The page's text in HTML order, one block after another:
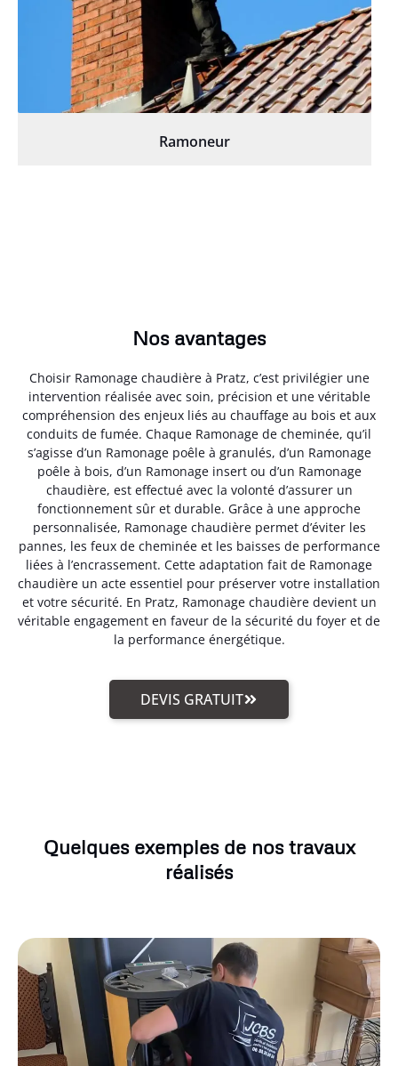
Ramoneur
Nos avantages
Choisir Ramonage chaudière à Pratz, c’est privilégier une
intervention réalisée avec soin, précision et une véritable
compréhension des enjeux liés au chauffage au bois et aux
conduits de fumée. Chaque Ramonage de cheminée, qu’il
s’agisse d’un Ramonage poêle à granulés, d’un Ramonage
poêle à bois, d’un Ramonage insert ou d’un Ramonage
chaudière, est effectué avec la volonté d’assurer un
fonctionnement sûr et durable. Grâce à une approche
personnalisée, Ramonage chaudière permet d’éviter les
pannes, les feux de cheminée et les baisses de performance
liées à l’encrassement. Cette adaptation fait de Ramonage
chaudière un acte essentiel pour préserver votre installation
et votre sécurité. En Pratz, Ramonage chaudière devient un
véritable engagement en faveur de la sécurité du foyer et de
la performance énergétique.
DEVIS GRATUIT
Quelques exemples de nos travaux
réalisés